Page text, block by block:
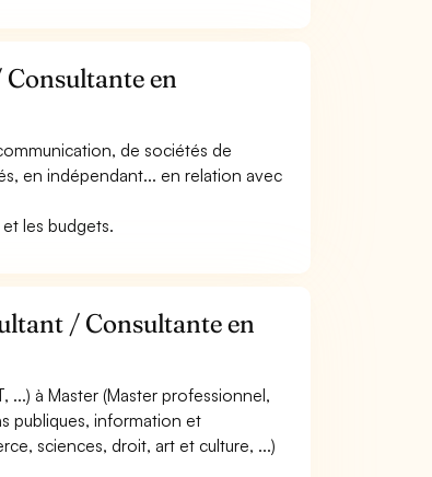
en
de sociétés de
en indépendant... en relation avec
les budgets.
/ Consultante en
à Master (Master professionnel,
publiques, information et
sciences, droit, art et culture, ...)